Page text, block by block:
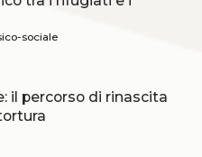
sociale
il percorso di rinascita